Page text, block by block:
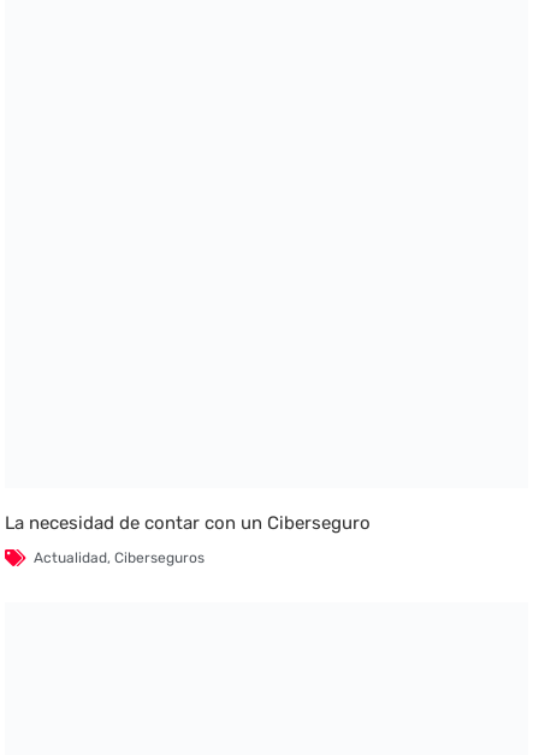
La necesidad de contar con un Ciberseguro
Actualidad,Ciberseguros